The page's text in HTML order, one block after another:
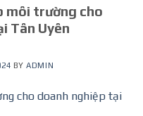
môi trường cho
Tân Uyên
BYADMIN